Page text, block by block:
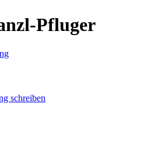
Pfluger
schreiben